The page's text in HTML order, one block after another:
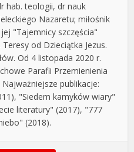
hab. teologii, dr nauk
Nazaretu; miłośnik
"Tajemnicy szczęścia"
od Dzieciątka Jezus.
Od 4 listopada 2020 r.
Parafii Przemienienia
publikacje:
"Siedem kamyków wiary"
literatury" (2017), "777
(2018).